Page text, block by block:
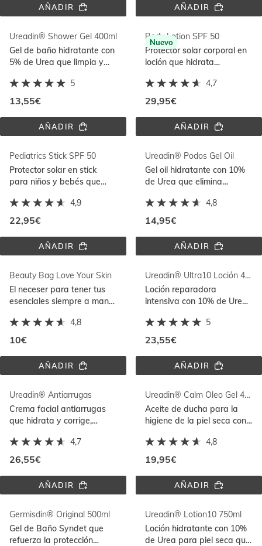
AÑADIRUREADIN®
AÑADIRLOVE
TOWEL
Ureadin® Shower Gel 400ml
Gel de baño hidratante con
5% de Urea que limpia y
de la piel
5
13,55€
AÑADIRUREADIN®
400ML
Body Lotion SPF 50
Protector solar corporal en
loción que hidrata
su fórmula resistente al
agua
4,7
29,95€
Nuevo
AÑADIRBODY
50
Pediatrics Stick SPF 50
Protector solar en stick
para niños y bebés que
ideal para reaplicar y
resistente al agua
4,9
22,95€
AÑADIRPEDIATRICS
50
Ureadin® Podos Gel Oil
Gel oil hidratante con 10%
de Urea que elimina
suavidad y protección
4,8
14,95€
AÑADIRUREADIN®
OIL
Beauty Bag Love Your Skin
El neceser para tener tus
esenciales siempre a mano.
compartimentos, 100% de
algodón
4,8
10€
AÑADIRBEAUTY
YOUR
SKIN
Ureadin® Ultra10 Loción 400ml
Loción reparadora
intensiva con 10% de Urea
reduce la descamación de
la piel seca
5
23,55€
AÑADIRUREADIN®
400ML
Ureadin® Antiarrugas
Crema facial antiarrugas
que hidrata y corrige,
elasticidad de la piel.
4,7
26,55€
AÑADIRUREADIN®
Ureadin® Calm Oleo Gel 400ml
Aceite de ducha para la
higiene de la piel seca con
protege y nutre
intensamente
4,8
19,95€
AÑADIRUREADIN®
GEL
400ML
Germisdin® Original 500ml
Gel de Baño Syndet que
refuerza la protección
Ureadin® Lotion10 750ml
Loción hidratante con 10%
de Urea para piel seca que